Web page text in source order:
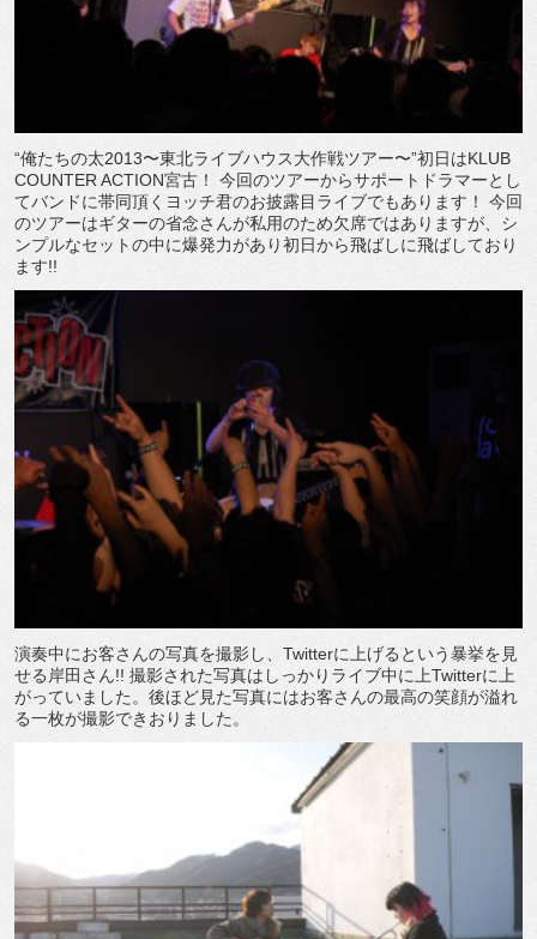
“俺たちの太2013〜東北ライブハウス大作戦ツアー〜”初日はKLUB
COUNTER ACTION宮古！ 今回のツアーからサポートドラマーとし
てバンドに帯同頂くヨッチ君のお披露目ライブでもあります！ 今回
のツアーはギターの省念さんが私用のため欠席ではありますが、シ
ンプルなセットの中に爆発力があり初日から飛ばしに飛ばしており
ます!!
演奏中にお客さんの写真を撮影し、Twitterに上げるという暴挙を見
せる岸田さん!! 撮影された写真はしっかりライブ中に上Twitterに上
がっていました。後ほど見た写真にはお客さんの最高の笑顔が溢れ
る一枚が撮影できおりました。